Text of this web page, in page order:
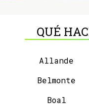
QUÉ
Allande
Belmonte
Boal